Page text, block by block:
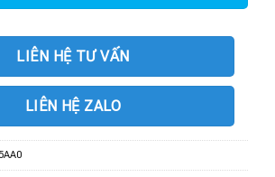
LIÊN HỆ TƯ VẤN
LIÊN HỆ ZALO